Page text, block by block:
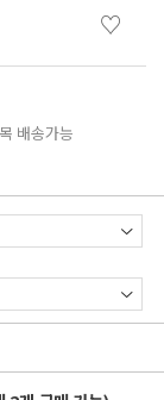
♡
배송가능